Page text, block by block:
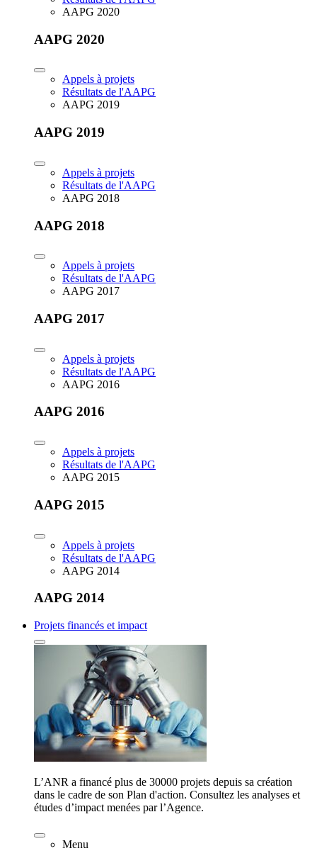
AAPG 2020
AAPG 2020
Appels à projets
Résultats de l'AAPG
AAPG 2019
AAPG 2019
Appels à projets
Résultats de l'AAPG
AAPG 2018
AAPG 2018
Appels à projets
Résultats de l'AAPG
AAPG 2017
AAPG 2017
Appels à projets
Résultats de l'AAPG
AAPG 2016
AAPG 2016
Appels à projets
Résultats de l'AAPG
AAPG 2015
AAPG 2015
Appels à projets
Résultats de l'AAPG
AAPG 2014
AAPG 2014
Projets financés et impact
L’ANR a financé plus de 30000 projets depuis sa création
dans le cadre de son Plan d'action. Consultez les analyses et
études d’impact menées par l’Agence.
Menu